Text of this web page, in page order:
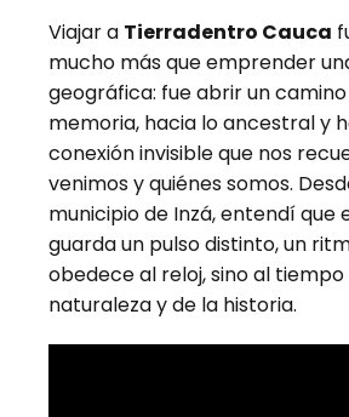
Viajar a Tierradentro Cauca
mucho más que emprender
geográfica: fue abrir un
memoria, hacia lo ancestral y
conexión invisible que nos
venimos y quiénes somos.
municipio de Inzá, entendí que
guarda un pulso distinto, un
obedece al reloj, sino al
naturaleza y de la historia.